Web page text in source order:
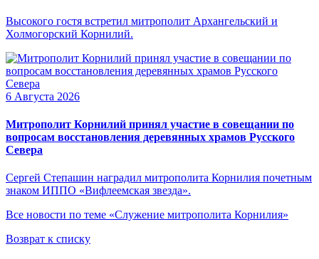
Высокого гостя встретил митрополит Архангельский и
Холмогорский Корнилий.
6 Августа 2026
Митрополит Корнилий принял участие в совещании по
вопросам восстановления деревянных храмов Русского
Севера
Сергей Степашин наградил митрополита Корнилия почетным
знаком ИППО «Вифлеемская звезда».
Все новости по теме «Служение митрополита Корнилия»
Возврат к списку